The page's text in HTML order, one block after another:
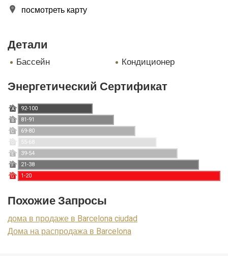
посмотреть карту
Детали
бассейн кондиционер
Энергетический Сертификат
A 92-100
B 81-91
C 69-80
D 55-68
E 39-54
F 21-38
G 1-20
Похожие Запросы
дома в продаже в Barcelona ciudad
Дома на распродажа в Barcelona